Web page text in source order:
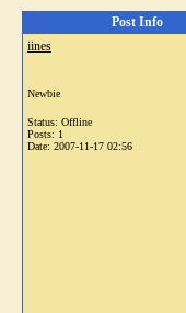
Post Info
iines
Newbie
Status: Offline
Posts: 1
Date: 2007-11-17 02:56